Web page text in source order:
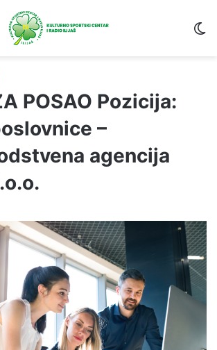
POSAO Pozicija:
–
agencija